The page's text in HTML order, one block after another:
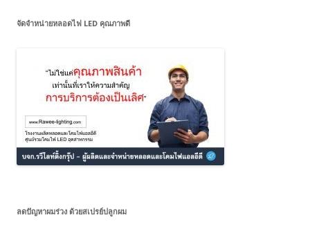
จัดจำหน่ายหลอดไฟ LED คุณภาพดี
ลดปัญหาผมร่วง ด้วยสเปรย์ปลูกผม